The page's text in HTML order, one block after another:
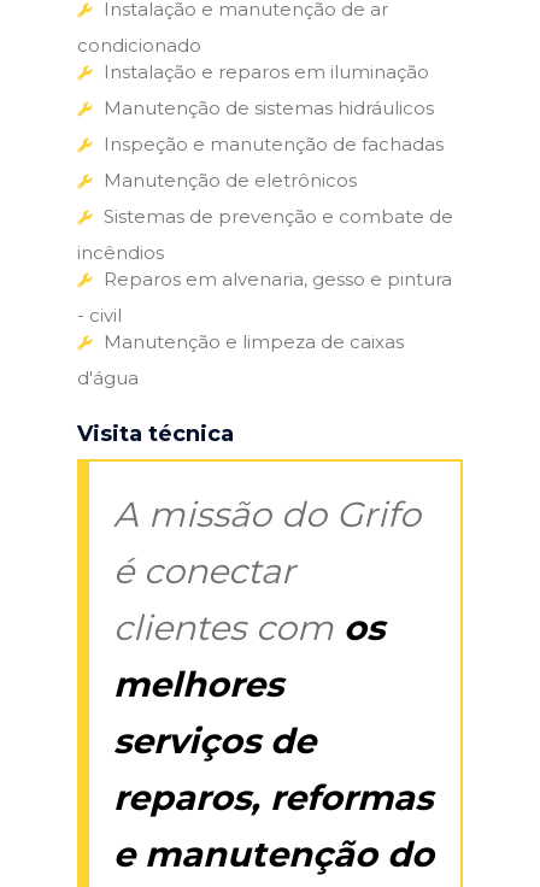
Instalação e manutenção de ar
condicionado
Instalação e reparos em iluminação
Manutenção de sistemas hidráulicos
Inspeção e manutenção de fachadas
Manutenção de eletrônicos
Sistemas de prevenção e combate de
incêndios
Reparos em alvenaria, gesso e pintura
- civil
Manutenção e limpeza de caixas
d'água
Visita técnica
A missão do Grifo
é conectar
clientes com os
melhores
serviços de
reparos, reformas
e manutenção do